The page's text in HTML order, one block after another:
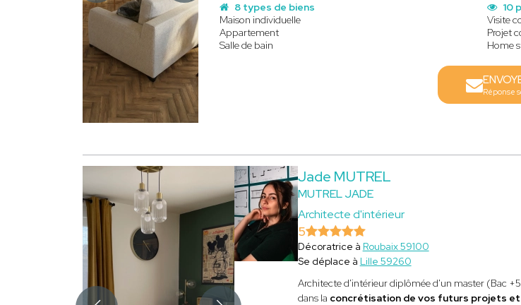
8 types de biens
Maison individuelle
Appartement
Salle de bain
10
Visite
Projet
Home
Réponse
Jade MUTREL
MUTREL JADE
Architecte d'intérieur
5
Décoratrice à Roubaix 59100
Se déplace à Lille 59260
Architecte d'intérieur diplômée d'un master (Bac
dans la concrétisation de vos futurs projets et